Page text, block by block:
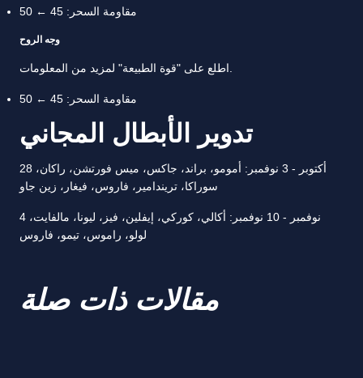
مقاومة السحر: 45 ← 50
وجه الروح
مقاومة السحر: 45 ← 50
تدوير الأبطال المجاني
28 أكتوبر - 3 نوفمبر: أمومو، براند، جاكس، ميس فورتشن، راكان،
سوراكا، تريندامير، فاروس، فيغار، زين جاو
4 نوفمبر - 10 نوفمبر: أكالي، كوركي، إيفلين، فيز، ليونا، مالفايت،
لولو، راموس، تيمو، فاروس
مقالات ذات صلة